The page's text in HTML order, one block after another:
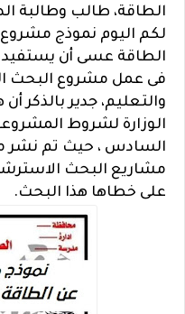
الطاقة، طالب وطالبة
لكم اليوم نموذج
الطاقة عسى أن
فى عمل مشروع البحث
والتعليم، جدير بالذكر
الوزارة لشروط
السادس ، حيث تم نشر
مشاريع البحث
على خطاها هذا البحث.